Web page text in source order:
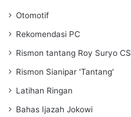
Otomotif
Rekomendasi PC
Rismon tantang Roy Suryo CS
Rismon Sianipar 'Tantang'
Latihan Ringan
Bahas Ijazah Jokowi